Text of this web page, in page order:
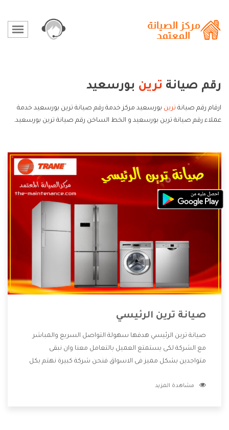
رقم صيانة ترين بورسعيد
ارقام رقم صيانة ترين بورسعيد مركز خدمة رقم صيانة ترين بورسعيد خدمة
عملاء رقم صيانة ترين بورسعيد و الخط الساخن رقم صيانة ترين بورسعيد.
صيانة ترين الرئيسي
صيانة ترين الرئيسي هدفها سهولة التواصل السريع والمباشر
مع الشركة لكى يستمتع العميل بالتعامل معنا وان نبقى
متواجدين بشكل مميز فى الاسواق فنحن شركة كبيرة نهتم بكل
الشركة بها والتى تكون منها خدمة الصيانة التى تكون من أهم
مشاهدة المزيد